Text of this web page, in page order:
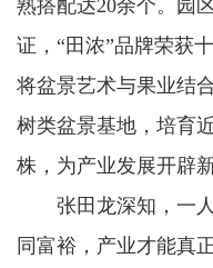
熟搭配达20余个。园
证，“田浓”品牌荣获
将盆景艺术与果业结
树类盆景基地，培育
株，为产业发展开辟新
张田龙深知，一
同富裕，产业才能真